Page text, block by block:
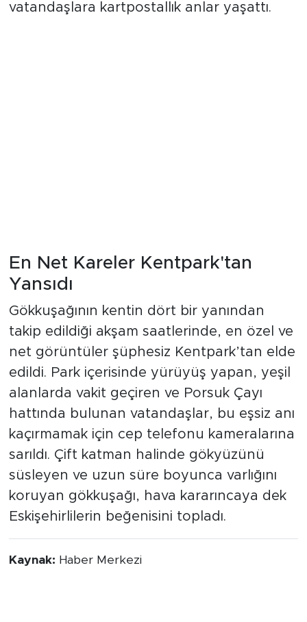
vatandaşlara kartpostallık anlar yaşattı.
En Net Kareler Kentpark'tan
Yansıdı
Gökkuşağının kentin dört bir yanından
takip edildiği akşam saatlerinde, en özel ve
net görüntüler şüphesiz Kentpark’tan elde
edildi. Park içerisinde yürüyüş yapan, yeşil
alanlarda vakit geçiren ve Porsuk Çayı
hattında bulunan vatandaşlar, bu eşsiz anı
kaçırmamak için cep telefonu kameralarına
sarıldı. Çift katman halinde gökyüzünü
süsleyen ve uzun süre boyunca varlığını
koruyan gökkuşağı, hava kararıncaya dek
Eskişehirlilerin beğenisini topladı.
Kaynak: Haber Merkezi